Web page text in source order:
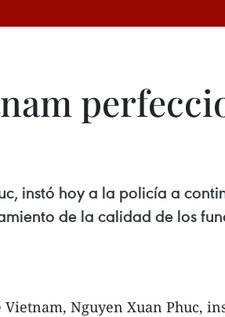
instó hoy a la policía a
de la calidad de los
Nguyen Xuan Phuc,